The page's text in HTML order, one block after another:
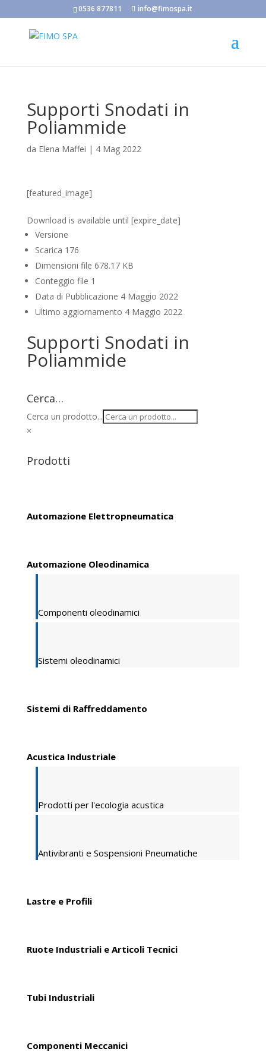
0536 877811 info@fimospa.it
Supporti Snodati in
Poliammide
da Elena Maffei | 4 Mag 2022
[featured_image]
Download is available until [expire_date]
Versione
Scarica 176
Dimensioni file 678.17 KB
Conteggio file 1
Data di Pubblicazione 4 Maggio 2022
Ultimo aggiornamento 4 Maggio 2022
Supporti Snodati in
Poliammide
Cerca…
Cerca un prodotto...
×
Prodotti
Automazione Elettropneumatica
Automazione Oleodinamica
Componenti oleodinamici
Sistemi oleodinamici
Sistemi di Raffreddamento
Acustica Industriale
Prodotti per l'ecologia acustica
Antivibranti e Sospensioni Pneumatiche
Lastre e Profili
Ruote Industriali e Articoli Tecnici
Tubi Industriali
Componenti Meccanici